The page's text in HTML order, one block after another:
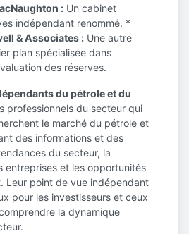
: Un cabinet
indépendant renommé. *
& Associates : Une autre
plan spécialisée dans
des réserves.
du pétrole et du
professionnels du secteur qui
le marché du pétrole et
des informations et des
du secteur, la
entreprises et les opportunités
Leur point de vue indépendant
pour les investisseurs et ceux
la dynamique